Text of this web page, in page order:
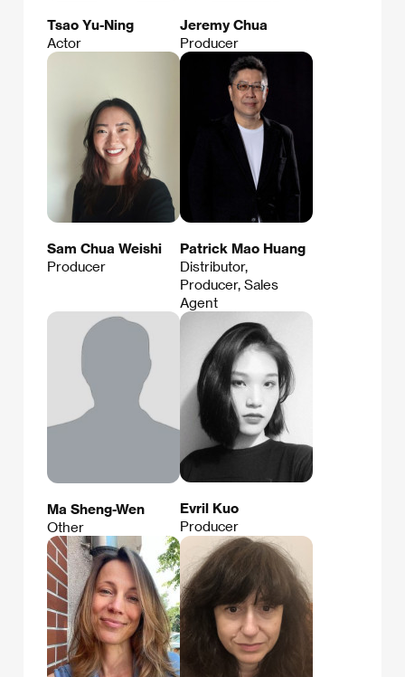
Tsao Yu-Ning
Actor
Jeremy Chua
Producer
Sam Chua Weishi
Producer
Patrick Mao Huang
Distributor,
Producer, Sales
Agent
Ma Sheng-Wen
Other
Evril Kuo
Producer